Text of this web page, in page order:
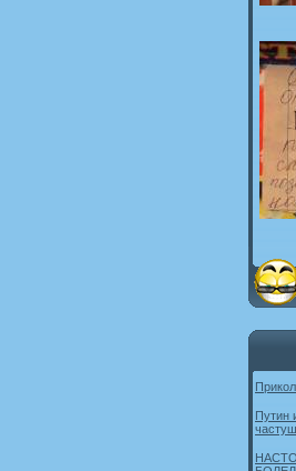
Путин